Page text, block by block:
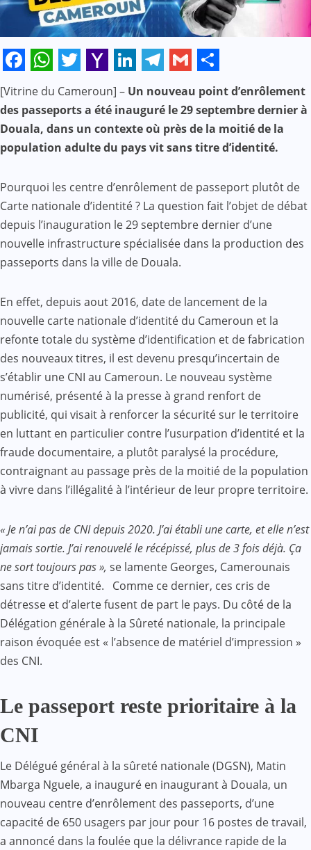
Facebook
WhatsApp
Twitter
Yahoo
Mail
LinkedIn
Telegram
GmailShare
[Vitrine du Cameroun] – Un nouveau point d’enrôlement
des passeports a été inauguré le 29 septembre dernier à
Douala, dans un contexte où près de la moitié de la
population adulte du pays vit sans titre d’identité.
Pourquoi les centre d’enrôlement de passeport plutôt de
Carte nationale d’identité ? La question fait l’objet de débat
depuis l’inauguration le 29 septembre dernier d’une
nouvelle infrastructure spécialisée dans la production des
passeports dans la ville de Douala.
En effet, depuis aout 2016, date de lancement de la
nouvelle carte nationale d’identité du Cameroun et la
refonte totale du système d’identification et de fabrication
des nouveaux titres, il est devenu presqu’incertain de
s’établir une CNI au Cameroun. Le nouveau système
numérisé, présenté à la presse à grand renfort de
publicité, qui visait à renforcer la sécurité sur le territoire
en luttant en particulier contre l’usurpation d’identité et la
fraude documentaire, a plutôt paralysé la procédure,
contraignant au passage près de la moitié de la population
à vivre dans l’illégalité à l’intérieur de leur propre territoire.
« Je n’ai pas de CNI depuis 2020. J’ai établi une carte, et elle n’est
jamais sortie. J’ai renouvelé le récépissé, plus de 3 fois déjà. Ça
ne sort toujours pas », se lamente Georges, Camerounais
sans titre d’identité. Comme ce dernier, ces cris de
détresse et d’alerte fusent de part le pays. Du côté de la
Délégation générale à la Sûreté nationale, la principale
raison évoquée est « l’absence de matériel d’impression »
des CNI.
Le passeport reste prioritaire à la
CNI
Le Délégué général à la sûreté nationale (DGSN), Matin
Mbarga Nguele, a inauguré en inaugurant à Douala, un
nouveau centre d’enrôlement des passeports, d’une
capacité de 650 usagers par jour pour 16 postes de travail,
a annoncé dans la foulée que la délivrance rapide de la